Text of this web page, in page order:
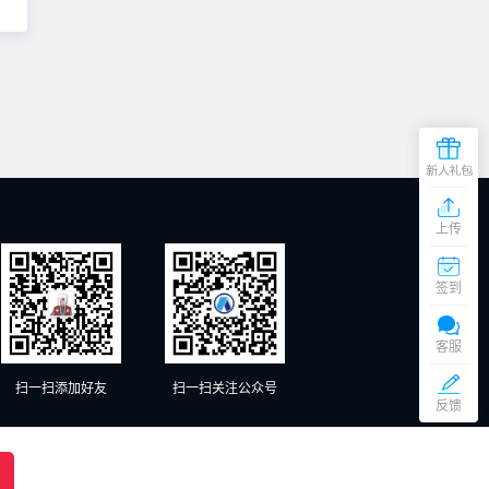
扫一扫关注公众号
扫一扫添加好友
上传
签到
客服
在
线
客
服
周
至
周
六
反馈